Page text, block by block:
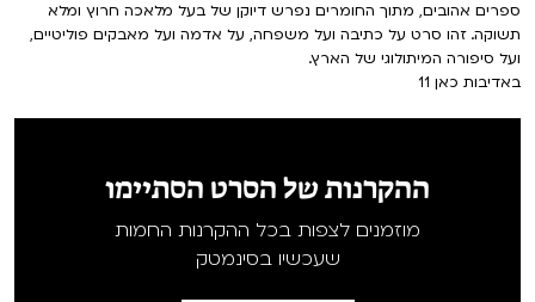
ספרים אהובים, מתוך החומרים נפרש דיוקן של בעל מלאכה חרוץ ומלא
תשוקה. זהו סרט על כתיבה ועל משפחה, על אדמה ועל מאבקים פוליטיים,
ועל סיפורה המיתולוגי של הארץ.
באדיבות כאן 11
ההקרנות של הסרט הסתיימו
מוזמנים לצפות בכל ההקרנות החמות
שעכשיו בסינמטק